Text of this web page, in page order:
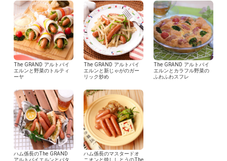
The GRAND アルトバイ
エルンと野菜のトルティ
ーヤ
The GRAND アルトバイ
エルンと新じゃがのガー
リック炒め
The GRAND アルトバイ
エルンとカラフル野菜の
ふわふわスフレ
ハム係長のThe GRAND
アルトバイエルンとバタ
ハム係長のマスタードオ
ニオンと焼ししとうのThe